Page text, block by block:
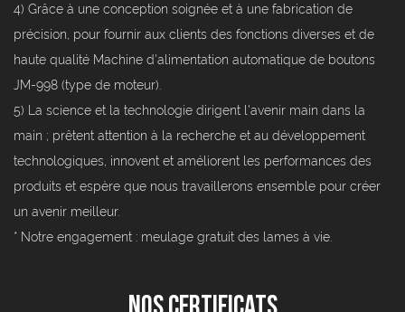
4) Grâce à une conception soignée et à une fabrication de
précision, pour fournir aux clients des fonctions diverses et de
haute qualité Machine d'alimentation automatique de boutons
JM-998 (type de moteur).
5) La science et la technologie dirigent l'avenir main dans la
main ; prêtent attention à la recherche et au développement
technologiques, innovent et améliorent les performances des
produits et espère que nous travaillerons ensemble pour créer
un avenir meilleur.
* Notre engagement : meulage gratuit des lames à vie.